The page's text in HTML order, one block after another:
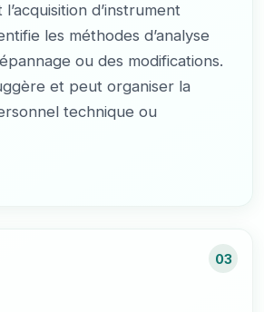
d’instrument
les méthodes d’analyse
ou des modifications.
et peut organiser la
technique ou
03